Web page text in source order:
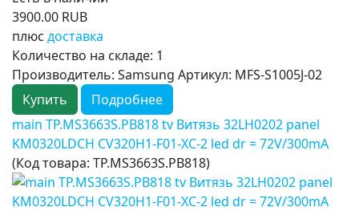
3900.00 RUB
плюс доставка
Количество на складе: 1
Производитель: Samsung Артикул: MFS-S1005J-02
Купить
Подробнее
main TP.MS3663S.PB818 tv Витязь 32LH0202 panel
KM0320LDCH CV320H1-F01-XC-2 led dr = 72V/300mA
(Код товара: TP.MS3663S.PB818)